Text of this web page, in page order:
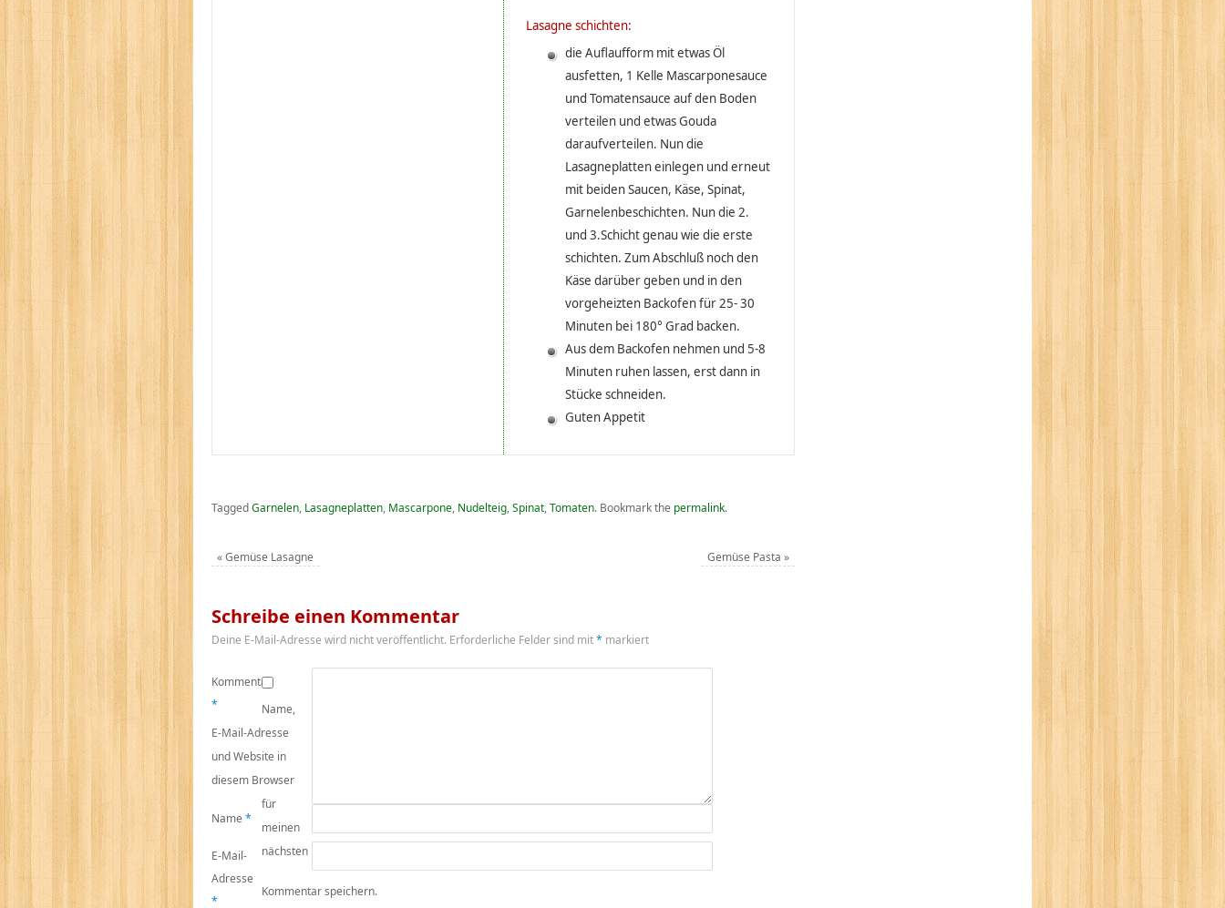
Lasagne schichten:
die Auflaufform mit etwas Öl
ausfetten, 1 Kelle Mascarponesauce
und Tomatensauce auf den Boden
verteilen und etwas Gouda
daraufverteilen. Nun die
Lasagneplatten einlegen und erneut
mit beiden Saucen, Käse, Spinat,
Garnelenbeschichten. Nun die 2.
und 3.Schicht genau wie die erste
schichten. Zum Abschluß noch den
Käse darüber geben und in den
vorgeheizten Backofen für 25- 30
Minuten bei 180° Grad backen.
Aus dem Backofen nehmen und 5-8
Minuten ruhen lassen, erst dann in
Stücke schneiden.
Guten Appetit
TaggedGarnelen, Lasagneplatten, Mascarpone, Nudelteig,Spinat,Tomaten. Bookmark the permalink.
«Gemüse Lasagne Gemüse Pasta »
Schreibe einen Kommentar
Deine E-Mail-Adresse wird nicht veröffentlicht. Erforderliche Felder sind mit* markiert
Kommentar
*
Name *
E-Mail-
Adresse
*
Name,
E-Mail-Adresse
und Website in
diesem Browser
für
meinen
nächsten
Kommentar speichern.